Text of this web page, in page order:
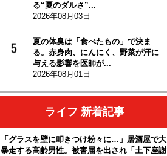
る“夏のダルさ”...
2026年08月03日
夏の体臭は「食べたもの」で決ま
る。赤身肉、にんにく、野菜が汗に
与える影響を医師が...
2026年08月01日
ライフ 新着記事
「グラスを壁に叩きつけ粉々に…」居酒屋で大
暴走する高齢男性。被害届を出され「土下座謝